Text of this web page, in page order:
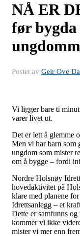
NÅ ER
før bygda
Postet av Geir Ove
Vi ligger bare ti
varer livet ut.
Det er lett å glemme
Men vi har barn som
ungdom som mister
om å bygge – fordi
Nordre Holsnøy
hovedaktivitet på
klare med planene
Idrettsanlegg – et
Dette er samfunns
kommer vi ikke
mister vi mer enn